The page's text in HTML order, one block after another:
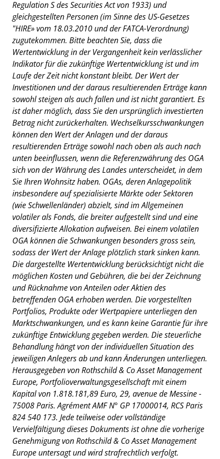
Regulation S des Securities Act von 1933) und
gleichgestellten Personen (im Sinne des US-Gesetzes
"HIRE» vom 18.03.2010 und der FATCA-Verordnung)
zugutekommen. Bitte beachten Sie, dass die
Wertentwicklung in der Vergangenheit kein verlässlicher
Indikator für die zukünftige Wertentwicklung ist und im
Laufe der Zeit nicht konstant bleibt. Der Wert der
Investitionen und der daraus resultierenden Erträge kann
sowohl steigen als auch fallen und ist nicht garantiert. Es
ist daher möglich, dass Sie den ursprünglich investierten
Betrag nicht zurückerhalten. Wechselkursschwankungen
können den Wert der Anlagen und der daraus
resultierenden Erträge sowohl nach oben als auch nach
unten beeinflussen, wenn die Referenzwährung des OGA
sich von der Währung des Landes unterscheidet, in dem
Sie Ihren Wohnsitz haben. OGAs, deren Anlagepolitik
insbesondere auf spezialisierte Märkte oder Sektoren
(wie Schwellenländer) abzielt, sind im Allgemeinen
volatiler als Fonds, die breiter aufgestellt sind und eine
diversifizierte Allokation aufweisen. Bei einem volatilen
OGA können die Schwankungen besonders gross sein,
sodass der Wert der Anlage plötzlich stark sinken kann.
Die dargestellte Wertentwicklung berücksichtigt nicht die
möglichen Kosten und Gebühren, die bei der Zeichnung
und Rücknahme von Anteilen oder Aktien des
betreffenden OGA erhoben werden. Die vorgestellten
Portfolios, Produkte oder Wertpapiere unterliegen den
Marktschwankungen, und es kann keine Garantie für ihre
zukünftige Entwicklung gegeben werden. Die steuerliche
Behandlung hängtvon der individuellen Situation des
jeweiligenAnlegers ab und kann Änderungen unterliegen.
Herausgegeben von Rothschild & Co Asset Management
Europe, Portfolioverwaltungsgesellschaft mit einem
Kapital von 1.818.181,89 Euro, 29, avenue de Messine -
75008 Paris. Agrément AMF N° GP 17000014, RCS Paris
824 540 173. Jede teilweise oder vollständige
Vervielfältigung dieses Dokuments ist ohne die vorherige
Genehmigung von Rothschild & Co Asset Management
Europe untersagt und wird strafrechtlich verfolgt.